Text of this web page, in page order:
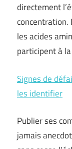
directement
concentration.
les acides
participent à
Signes de
les identifier
Publier ses
jamais